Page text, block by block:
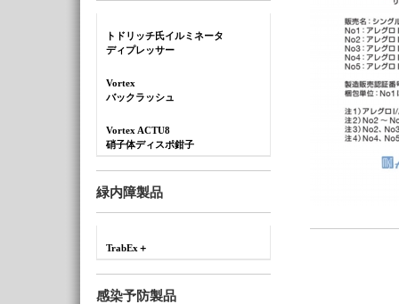
トドリッチ氏イルミネータ
ディプレッサー
Vortex
バックラッシュ
Vortex ACTU8
硝子体ディスポ鉗子
緑内障製品
TrabEx＋
感染予防製品